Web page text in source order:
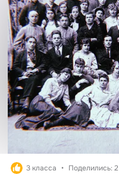
3 класса Поделились: 2